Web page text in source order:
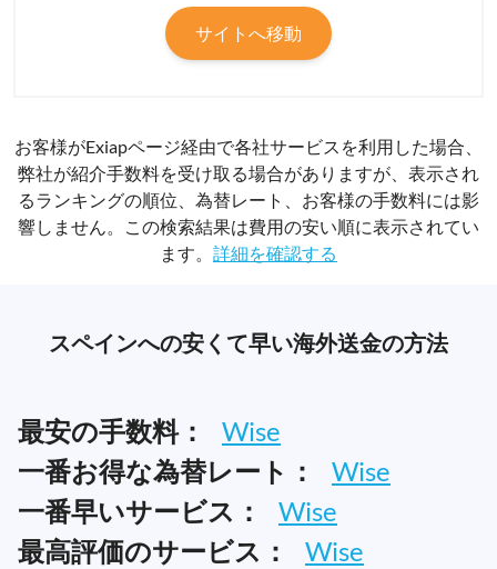
サイトへ移動
お客様がExiapページ経由で各社サービスを利用した場合、
弊社が紹介手数料を受け取る場合がありますが、表示され
るランキングの順位、為替レート、お客様の手数料には影
響しません。この検索結果は費用の安い順に表示されてい
ます。 詳細を確認する
スペインへの安くて早い海外送金の方法
最安の手数料：
Wise
一番お得な為替レート：
Wise
一番早いサービス：
Wise
最高評価のサービス：
Wise